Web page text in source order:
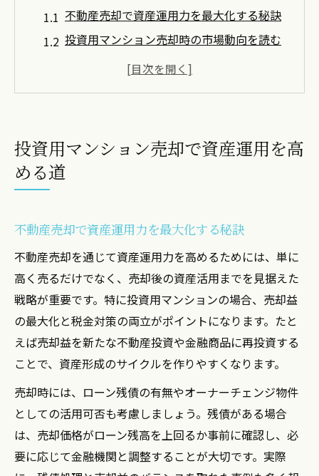
不動産売却で資産運用力を最大化する秘訣
投資用マンション売却時の市場動向を読む
点
売却を成功に導く資産運用戦略の基本
不動産売却を活用した男女別資産形成の発
投資用マンション売却と資産分散のバラン
スを考える
男女それぞれの不動産売却時に重視すべき
ポイント
資産形成で失敗しないための不動産売却活
不動産売却体験から学ぶ男女の資産運用事
例
ローン残債があるマンション売却のコツ
投資用マンション売却で資産運用を高
める道
不動産売却で資産運用力を最大化する秘訣
不動産売却を通じて資産運用力を高めるためには、単に
高く売るだけでなく、売却後の資産活用までを見据えた
戦略が重要です。特に投資用マンションの場合、売却益
の最大化と税金対策の両立がポイントになります。たと
えば売却益を新たな不動産投資や金融商品に再投資する
ことで、資産形成のサイクルを作りやすくなります。
売却時には、ローン残債の有無やオーナーチェンジ物件
としての活用可否も考慮しましょう。残債がある場合
は、売却価格がローン残高を上回るか事前に確認し、必
要に応じて金融機関と調整することが大切です。実際